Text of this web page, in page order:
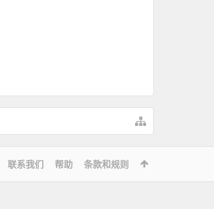
联系我们 帮助 条款和规则